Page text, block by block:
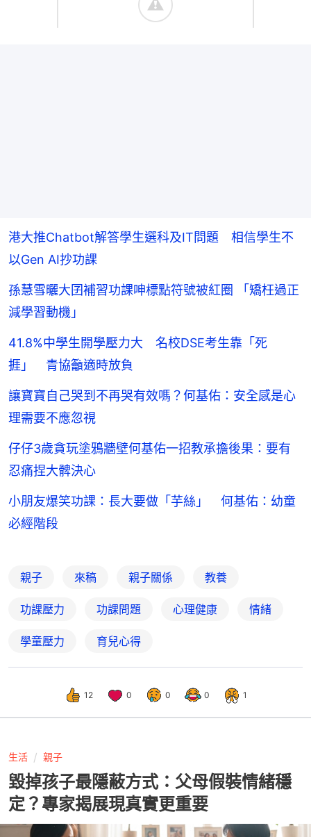
港大推Chatbot解答學生選科及IT問題 相信學生不
以Gen AI抄功課
孫慧雪曬大囝補習功課呻標點符號被紅圈 「矯枉過正
減學習動機」
41.8%中學生開學壓力大 名校DSE考生靠「死
捱」 青協籲適時放負
讓寶寶自己哭到不再哭有效嗎？何基佑：安全感是心
理需要不應忽視
仔仔3歲貪玩塗鴉牆壁何基佑一招教承擔後果：要有
忍痛捏大髀決心
小朋友爆笑功課：長大要做「芋絲」 何基佑：幼童
必經階段
親子 來稿 親子關係 教養
功課壓力 功課問題 心理健康 情緒
學童壓力 育兒心得
12 0 0 0 1
生活 親子
毀掉孩子最隱蔽方式：父母假裝情緒穩
定？專家揭展現真實更重要